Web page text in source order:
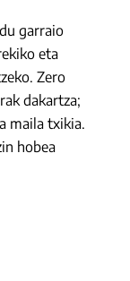
garraio
eta
Zero
dakartza;
maila txikia.
hobea